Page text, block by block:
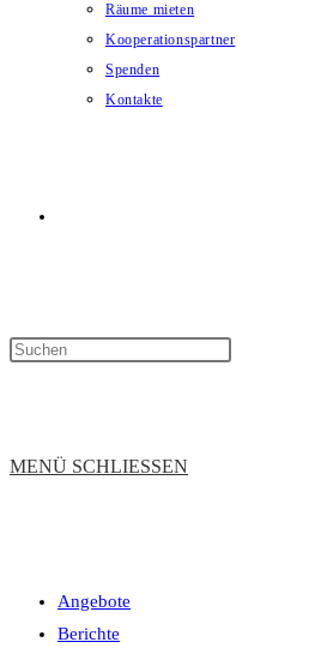
Räume mieten
Kooperationspartner
Spenden
Kontakte
MENÜ SCHLIESSEN
Angebote
Berichte